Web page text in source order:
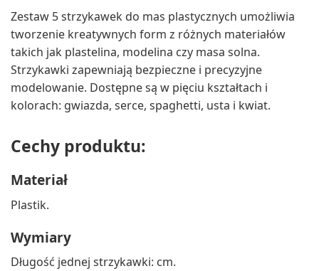
Zestaw 5 strzykawek do mas plastycznych umożliwia
tworzenie kreatywnych form z różnych materiałów
takich jak plastelina, modelina czy masa solna.
Strzykawki zapewniają bezpieczne i precyzyjne
modelowanie. Dostępne są w pięciu kształtach i
kolorach: gwiazda, serce, spaghetti, usta i kwiat.
Cechy produktu:
Materiał
Plastik.
Wymiary
Długość jednej strzykawki: cm.